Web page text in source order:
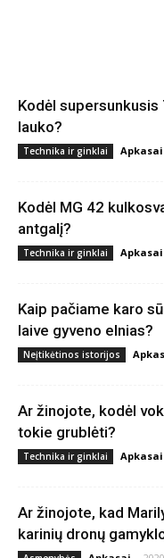
Kodėl
lauko?
Technika ir ginklai Apkasai
Kodėl MG 42
antgalį?
Technika ir ginklai Apkasai
Kaip pačiame karo
laive gyveno elnias?
Neįtikėtinos istorijos
Ar žinojote, kodėl
tokie grublėti?
Technika ir ginklai Apkasai
Ar žinojote, kad
karinių dronų